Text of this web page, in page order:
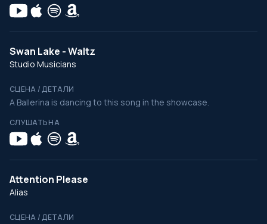
Swan Lake - Waltz
Studio Musicians
СЦЕНА / ДЕТАЛИ
A Ballerina is dancing to this song in the showcase.
СЛУШАТЬ НА
Attention Please
Alias
СЦЕНА / ДЕТАЛИ